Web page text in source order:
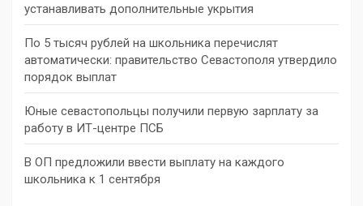
устанавливать дополнительные укрытия
По 5 тысяч рублей на школьника перечислят
автоматически: правительство Севастополя утвердило
порядок выплат
Юные севастопольцы получили первую зарплату за
работу в ИТ-центре ПСБ
В ОП предложили ввести выплату на каждого
школьника к 1 сентября